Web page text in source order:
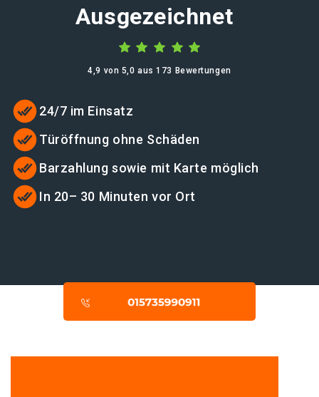
Ausgezeichnet
4,9 von 5,0 aus 173 Bewertungen
24/7 im Einsatz
Türöffnung ohne Schäden
Barzahlung sowie mit Karte möglich
In 20– 30 Minuten vor Ort